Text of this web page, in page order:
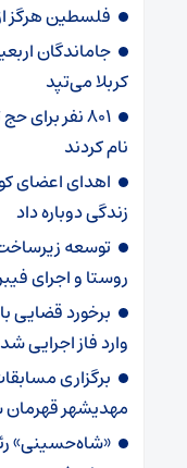
فلسطین هرگز
جاماندگان
کربلا می‌تپد
نام کردند
زندگی دوباره داد
روستا و اجرای
برخورد قضایی
وارد فاز اجرایی شد
برگزاری
مهدیشهر
«شاه‌حسینی»